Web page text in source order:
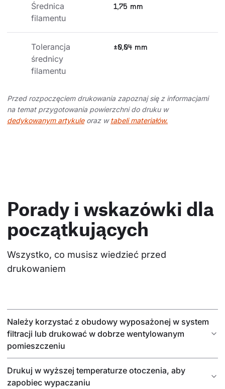
Średnica
filamentu
1,75 mm
Tolerancja
średnicy
filamentu
±0,04 mm
Przed rozpoczęciem drukowania zapoznaj się z informacjami
na temat przygotowania powierzchni do druku w
dedykowanym artykuleoraz wtabeli materiałów.
Porady i wskazówki dla
początkujących
Wszystko, co musisz wiedzieć przed
drukowaniem
Należy korzystać z obudowy wyposażonej w system
filtracji lub drukować w dobrze wentylowanym
pomieszczeniu
Drukuj w wyższej temperaturze otoczenia, aby
zapobiec wypaczaniu